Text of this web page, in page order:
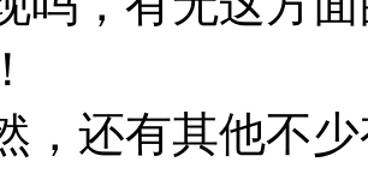
，还有其他不